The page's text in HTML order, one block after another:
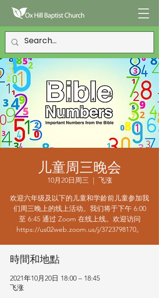
儿童周三晚会
10月20日周三
  |
飞涨
欢迎六年级及以下的儿童和学龄前儿童参加我
们周三晚上的线上活动。我们将于下午 6:00
至 6:45 通过 Zoom 在线上线。欢迎访问
https://us02web.zoom.us/j/3723798170。
時間和地點
2021年10月20日 18:00 – 18:45
飞涨